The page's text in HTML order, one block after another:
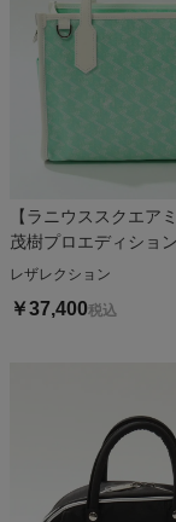
【ラニウススクエア
茂樹プロエディショ
ー付きロゴ総柄カート
レザレクション
￥37,400税込